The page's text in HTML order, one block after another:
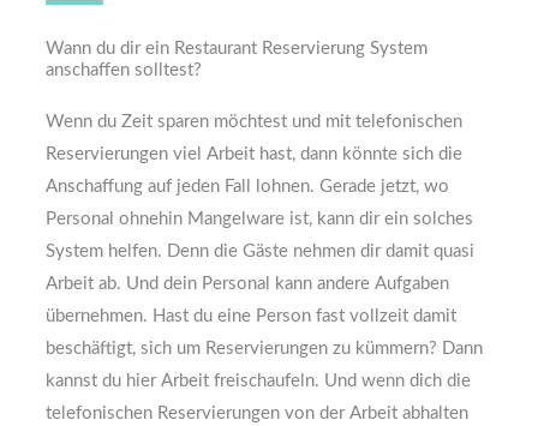
Wann du dir ein Restaurant Reservierung System
anschaffen solltest?
Wenn du Zeit sparen möchtest und mit telefonischen
Reservierungen viel Arbeit hast, dann könnte sich die
Anschaffung auf jeden Fall lohnen. Gerade jetzt, wo
Personal ohnehin Mangelware ist, kann dir ein solches
System helfen. Denn die Gäste nehmen dir damit quasi
Arbeit ab. Und dein Personal kann andere Aufgaben
übernehmen. Hast du eine Person fast vollzeit damit
beschäftigt, sich um Reservierungen zu kümmern? Dann
kannst du hier Arbeit freischaufeln. Und wenn dich die
telefonischen Reservierungen von der Arbeit abhalten